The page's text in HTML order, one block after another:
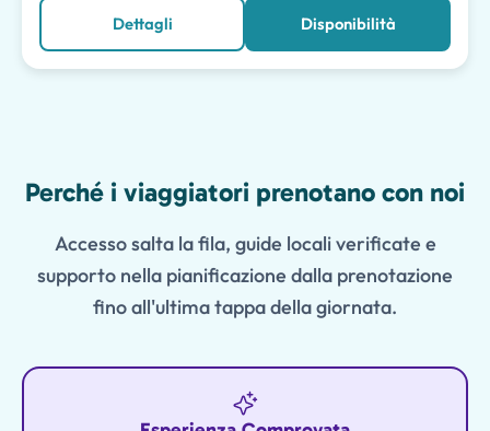
Dettagli Disponibilità
Features
Perché i viaggiatori prenotano con noi
Accesso salta la fila, guide locali verificate e
supporto nella pianificazione dalla prenotazione
fino all'ultima tappa della giornata.